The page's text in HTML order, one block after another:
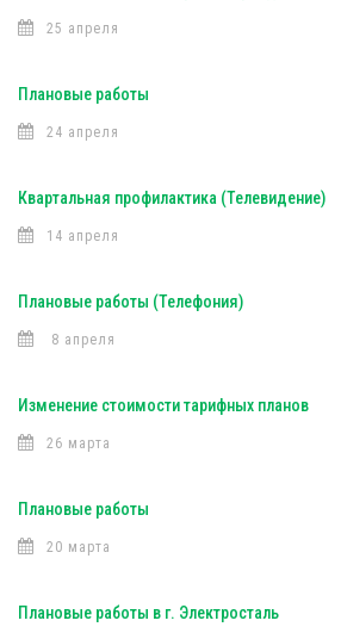
25 апреля
Плановые работы
24 апреля
Квартальная профилактика (Телевидение)
14 апреля
Плановые работы (Телефония)
8 апреля
Изменение стоимости тарифных планов
26 марта
Плановые работы
20 марта
Плановые работы в г. Электросталь